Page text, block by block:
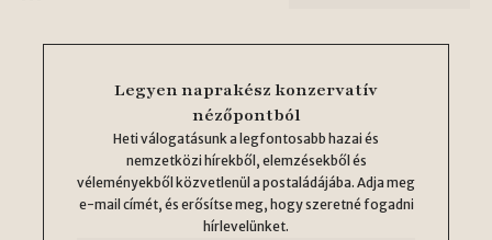
Legyen naprakész konzervatív
nézőpontból
Heti válogatásunk a legfontosabb hazai és
nemzetközi hírekből, elemzésekből és
véleményekből közvetlenül a postaládájába. Adja meg
e-mail címét, és erősítse meg, hogy szeretné fogadni
hírlevelünket.